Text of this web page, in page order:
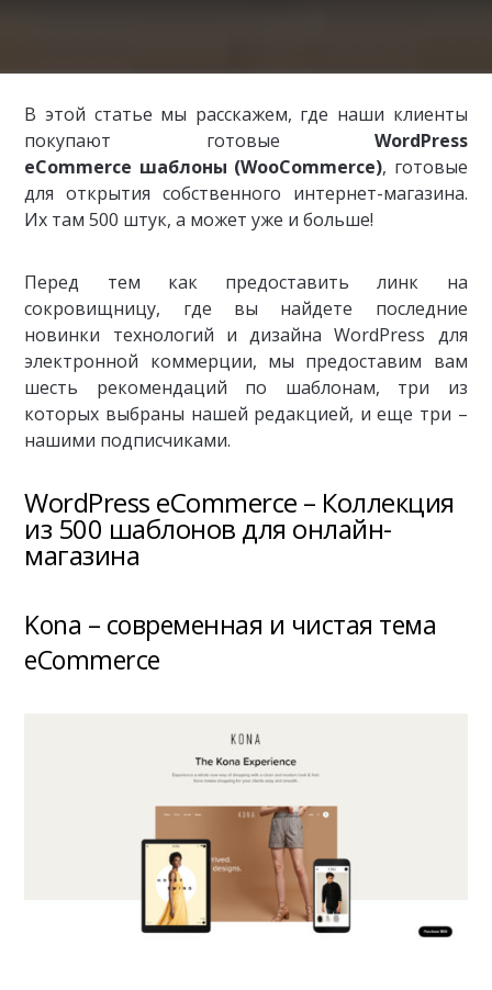
В этой статье мы расcкажем, где наши клиенты
покупают готовые WordPress
eCommerce шаблоны (WooCommerce), готовые
для открытия собственного интернет-магазина.
Их там 500 штук, а может уже и больше!
Перед тем как предоставить линк на
сокровищницу, где вы найдете последние
новинки технологий и дизайна WordPress для
электронной коммерции, мы предоставим вам
шесть рекомендаций по шаблонам, три из
которых выбраны нашей редакцией, и еще три –
нашими подписчиками.
WordPress eCommerce – Коллекция
из 500 шаблонов для онлайн-
магазина
Kona – современная и чистая тема
eCommerce